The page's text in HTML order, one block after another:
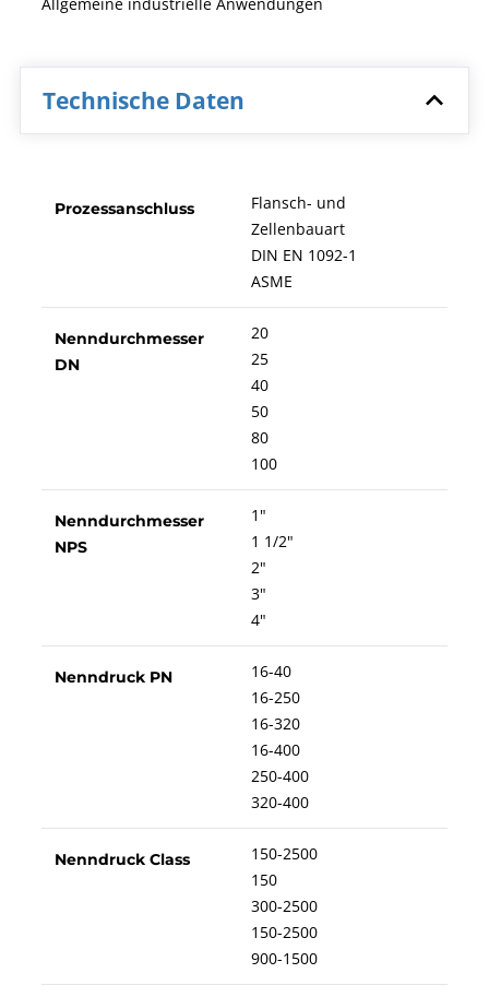
Technische Daten
Prozessanschluss
Flansch- und
Zellenbauart
DIN EN 1092-1
ASME
Nenndurchmesser
DN
20
25
40
50
80
100
Nenndurchmesser
NPS
1"
1 1/2"
2"
3"
4"
Nenndruck PN
16-40
16-250
16-320
16-400
250-400
320-400
Nenndruck Class
150-2500
150
300-2500
150-2500
900-1500